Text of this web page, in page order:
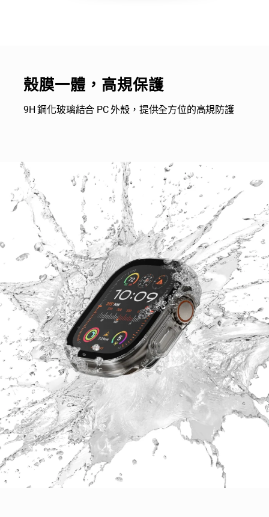
殼膜一體，高規保護
9H 鋼化玻璃結合 PC 外殼，提供全方位的高規防護